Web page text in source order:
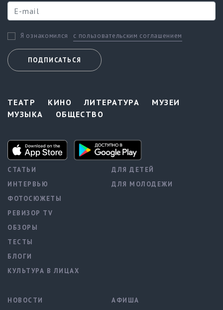
Я ознакомился с пользовательским соглашением
ПОДПИСАТЬСЯ
ТЕАТР КИНО ЛИТЕРАТУРА
МУЗЕИ
МУЗЫКА
ОБЩЕСТВО
СТАТЬИ
ИНТЕРВЬЮ
ФОТОСЮЖЕТЫ
РЕВИЗОР TV
ОБЗОРЫ
ТЕСТЫ
БЛОГИ
КУЛЬТУРА В ЛИЦАХ
ДЛЯ ДЕТЕЙ
ДЛЯ МОЛОДЕЖИ
НОВОСТИ
АФИША